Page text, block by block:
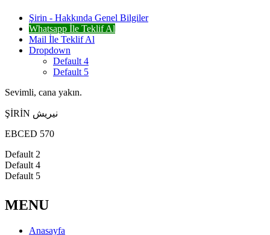
Şirin - Hakkında Genel Bilgiler
Whatsapp İle Teklif Al
Mail İle Teklif Al
Dropdown
Default 4
Default 5
Sevimli, cana yakın.
ŞİRİN نيريش
EBCED 570
Default 2
Default 4
Default 5
MENU
Anasayfa